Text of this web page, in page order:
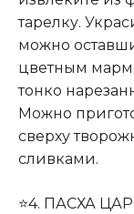
тарелку.
можно
цветным
тонко
Можно
сверху
сливками.
⭐4. ПАСХА